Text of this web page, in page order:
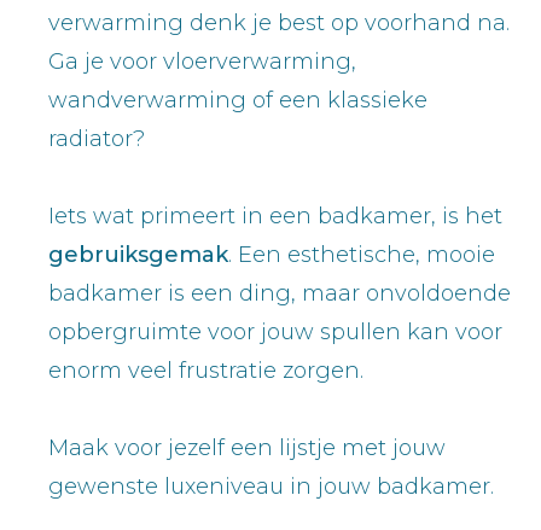
verwarming denk je best op voorhand na.
Ga je voor vloerverwarming,
wandverwarming of een klassieke
radiator?
Iets wat primeert in een badkamer, is het
gebruiksgemak. Een esthetische, mooie
badkamer is een ding, maar onvoldoende
opbergruimte voor jouw spullen kan voor
enorm veel frustratie zorgen.
Maak voor jezelf een lijstje met jouw
gewenste luxeniveau in jouw badkamer.